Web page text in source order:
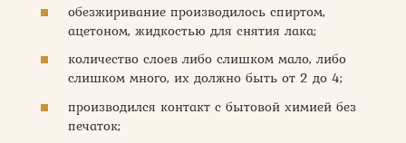
обезжиривание производилось спиртом,
ацетоном, жидкостью для снятия лака;
количество слоев либо слишком мало, либо
слишком много, их должно быть от 2 до 4;
производился контакт с бытовой химией без
печаток;